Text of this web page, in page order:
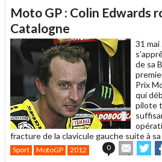
à
Moto GP : Colin Edwards
Catalogne
31 mai
de sa
Prix
qui
pilote
fracture de la clavicule gauche suite à
Sport MotoGP 2012 0
cet sur